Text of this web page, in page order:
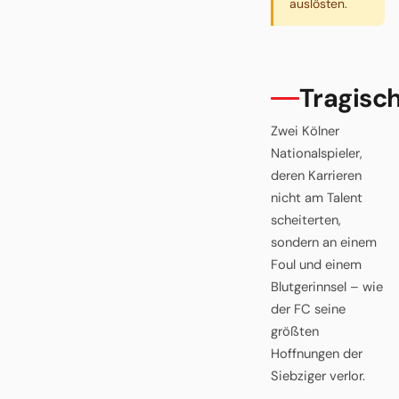
auslösten.
Zwei Kölner
Nationalspieler,
deren Karrieren
nicht am Talent
scheiterten,
sondern an einem
Foul und einem
Blutgerinnsel – wie
der FC seine
größten
Hoffnungen der
Siebziger verlor.